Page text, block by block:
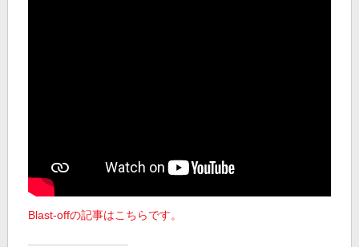
Blast-offの記事はこちらです。